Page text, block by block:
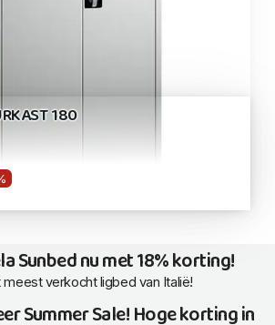
180
Sunbed nu met 18% korting!
meest verkocht ligbed van Italië!
Summer Sale! Hoge korting in